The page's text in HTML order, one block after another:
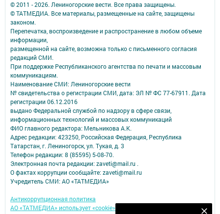
© 2011 - 2026. Лениногорские вести. Все права защищены.
© ТАТМЕДИА. Все материалы, размещенные на сайте, защищены
законом.
Перепечатка, воспроизведение и распространение в любом объеме
информации,
размещенной на сайте, возможна только с письменного согласия
редакций СМИ.
При поддержке Республиканского агентства по печати и массовым
коммуникациям.
Наименование СМИ: Лениногорские вести
№ свидетельства о регистрации СМИ, дата: ЭЛ № ФС 77-67911. Дата
регистрации 06.12.2016
выдано Федеральной службой по надзору в сфере связи,
информационных технологий и массовых коммуникаций
ФИО главного редактора: Мельникова А.К.
Адрес редакции: 423250, Российская Федерация, Республика
Татарстан, г. Лениногорск, ул. Тукая, д. 3
Телефон редакции: 8 (85595) 5-08-70.
Электронная почта редакции: zaveti@mail.ru .
О фактах коррупции сообщайте: zaveti@mail.ru
Учредитель СМИ: АО «ТАТМЕДИА»
Антикоррупционная политика
АО «ТАТМЕДИА» использует «cookie» для персонализации сервисов и